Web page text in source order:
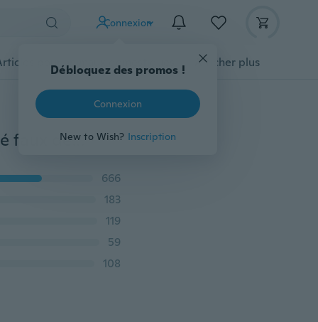
Connexion
Débloquez des promos !
Connexion
New to Wish? Inscription
pour animaux domestiques Afficher plus
Plus la taille 8 couleurs femmes pantalons décontracté faux denim jeans déchiré stretch yoga leggings dames taille haute denim imprimé slim skinny pantalon serré
666
183
119
59
108